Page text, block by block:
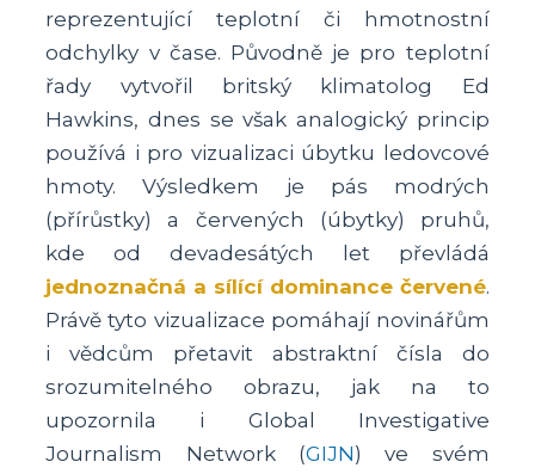
reprezentující teplotní či hmotnostní
odchylky v čase. Původně je pro teplotní
řady vytvořil britský klimatolog Ed
Hawkins, dnes se však analogický princip
používá i pro vizualizaci úbytku ledovcové
hmoty. Výsledkem je pás modrých
(přírůstky) a červených (úbytky) pruhů,
kde od devadesátých let převládá
jednoznačná a sílící dominance červené.
Právě tyto vizualizace pomáhají novinářům
i vědcům přetavit abstraktní čísla do
srozumitelného obrazu, jak na to
upozornila i Global Investigative
Journalism Network (GIJN) ve svém